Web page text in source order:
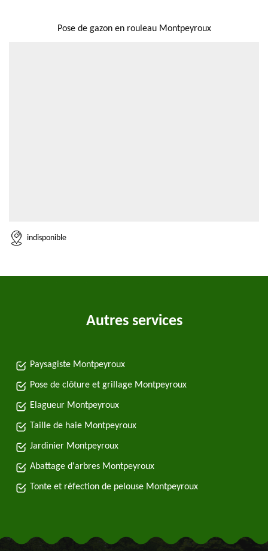
Pose de gazon en rouleau Montpeyroux
indisponible
Autres services
Paysagiste Montpeyroux
Pose de clôture et grillage Montpeyroux
Elagueur Montpeyroux
Taille de haie Montpeyroux
Jardinier Montpeyroux
Abattage d'arbres Montpeyroux
Tonte et réfection de pelouse Montpeyroux